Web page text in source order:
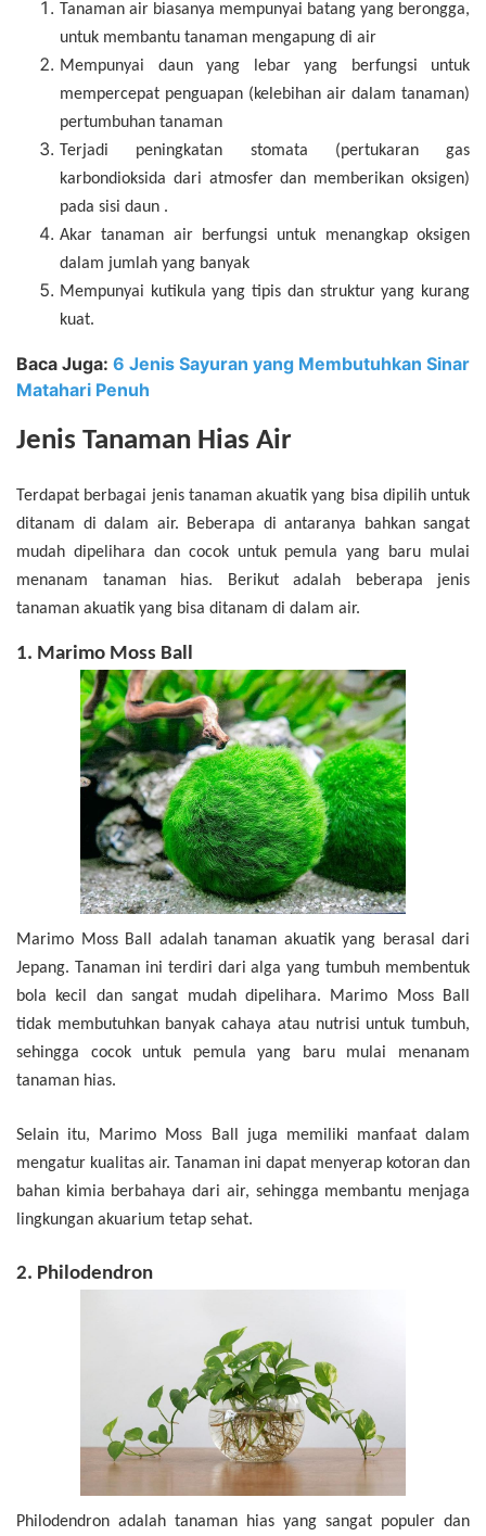
Tanaman air biasanya mempunyai batang yang berongga,
untuk membantu tanaman mengapung di air
Mempunyai daun yang lebar yang berfungsi untuk
mempercepat penguapan (kelebihan air dalam tanaman)
pertumbuhan tanaman
Terjadi peningkatan stomata (pertukaran gas
karbondioksida dari atmosfer dan memberikan oksigen)
pada sisi daun .
Akar tanaman air berfungsi untuk menangkap oksigen
dalam jumlah yang banyak
Mempunyai kutikula yang tipis dan struktur yang kurang
kuat.
Baca Juga: 6 Jenis Sayuran yang Membutuhkan Sinar
Matahari Penuh
Jenis Tanaman Hias Air
Terdapat berbagai jenis tanaman akuatik yang bisa dipilih untuk
ditanam di dalam air. Beberapa di antaranya bahkan sangat
mudah dipelihara dan cocok untuk pemula yang baru mulai
menanam tanaman hias. Berikut adalah beberapa jenis
tanaman akuatik yang bisa ditanam di dalam air.
1. Marimo Moss Ball
Marimo Moss Ball adalah tanaman akuatik yang berasal dari
Jepang. Tanaman ini terdiri dari alga yang tumbuh membentuk
bola kecil dan sangat mudah dipelihara. Marimo Moss Ball
tidak membutuhkan banyak cahaya atau nutrisi untuk tumbuh,
sehingga cocok untuk pemula yang baru mulai menanam
tanaman hias.
Selain itu, Marimo Moss Ball juga memiliki manfaat dalam
mengatur kualitas air. Tanaman ini dapat menyerap kotoran dan
bahan kimia berbahaya dari air, sehingga membantu menjaga
lingkungan akuarium tetap sehat.
2. Philodendron
Philodendron adalah tanaman hias yang sangat populer dan